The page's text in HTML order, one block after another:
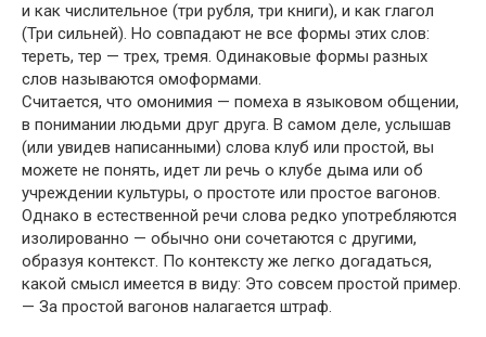
и как числительное (три рубля, три книги), и как глагол
(Три сильней). Но совпадают не все формы этих слов:
тереть, тер — трех, тремя. Одинаковые формы разных
слов называются омоформами.
Считается, что омонимия — помеха в языковом общении,
в понимании людьми друг друга. В самом деле, услышав
(или увидев написанными) слова клуб или простой, вы
можете не понять, идет ли речь о клубе дыма или об
учреждении культуры, о простоте или простое вагонов.
Однако в естественной речи слова редко употребляются
изолированно — обычно они сочетаются с другими,
образуя контекст. По контексту же легко догадаться,
какой смысл имеется в виду: Это совсем простой пример.
— За простой вагонов налагается штраф.